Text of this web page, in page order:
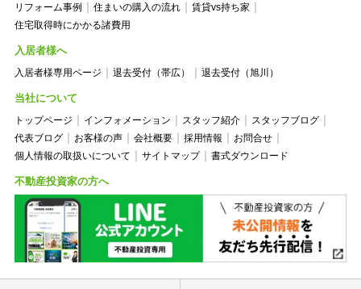
リフォーム事例
住まいの購入の流れ
賃貸vs持ち家
住宅取得時にかかる諸費用
入居者様へ
入居者様専用ページ 退去受付（帯広） 退去受付（旭川）
当社について
トップページ インフォメーション スタッフ紹介
スタッフブログ
代表ブログ
お客様の声 会社概要 採用情報
お問合せ
個人情報の取扱いについて
サイトマップ 書式ダウンロード
不動産投資家の方へ